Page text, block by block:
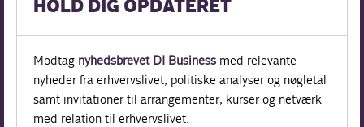
HOLD DIG OPDATERET
Modtag nyhedsbrevet DI Business med relevante
nyheder fra erhvervslivet, politiske analyser og nøgletal
samt invitationer til arrangementer, kurser og netværk
med relation til erhvervslivet.